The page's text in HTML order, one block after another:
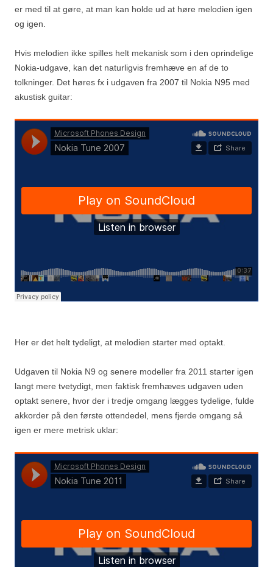
er med til at gøre, at man kan holde ud at høre melodien igen
og igen.
Hvis melodien ikke spilles helt mekanisk som i den oprindelige
Nokia-udgave, kan det naturligvis fremhæve en af de to
tolkninger. Det høres fx i udgaven fra 2007 til Nokia N95 med
akustisk guitar:
Her er det helt tydeligt, at melodien starter med optakt.
Udgaven til Nokia N9 og senere modeller fra 2011 starter igen
langt mere tvetydigt, men faktisk fremhæves udgaven uden
optakt senere, hvor der i tredje omgang lægges tydelige, fulde
akkorder på den første ottendedel, mens fjerde omgang så
igen er mere metrisk uklar: